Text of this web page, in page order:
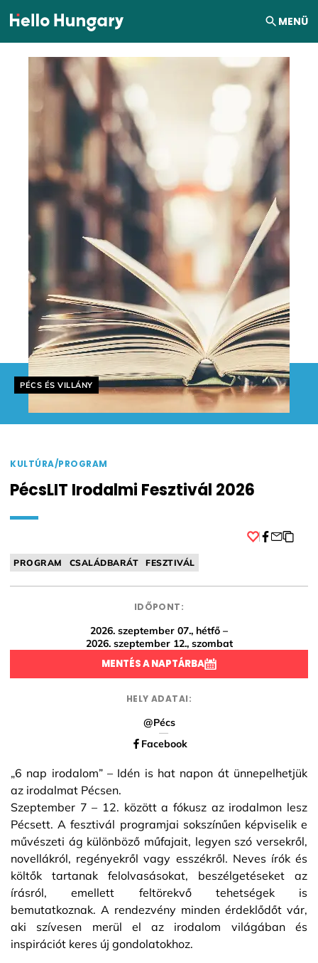
Ugrás a tartalomhoz MENÜ
Helyszín címkék:
PÉCS ÉS VILLÁNY
KULTÚRA/PROGRAM
PécsLIT Irodalmi Fesztivál 2026
PROGRAM CSALÁDBARÁT FESZTIVÁL
IDŐPONT:
2026. szeptember 07., hétfő –
2026. szeptember 12., szombat
MENTÉS A NAPTÁRBA
HELY ADATAI:
@Pécs
Facebook
„6 nap irodalom” – Idén is hat napon át ünnepelhetjük
az irodalmat Pécsen.
Szeptember 7 – 12. között a fókusz az irodalmon lesz
Pécsett. A fesztivál programjai sokszínűen képviselik e
művészeti ág különböző műfajait, legyen szó versekről,
novellákról, regényekről vagy esszékről. Neves írók és
költők tartanak felolvasásokat, beszélgetéseket az
írásról, emellett feltörekvő tehetségek is
bemutatkoznak. A rendezvény minden érdeklődőt vár,
aki szívesen merül el az irodalom világában és
inspirációt keres új gondolatokhoz.